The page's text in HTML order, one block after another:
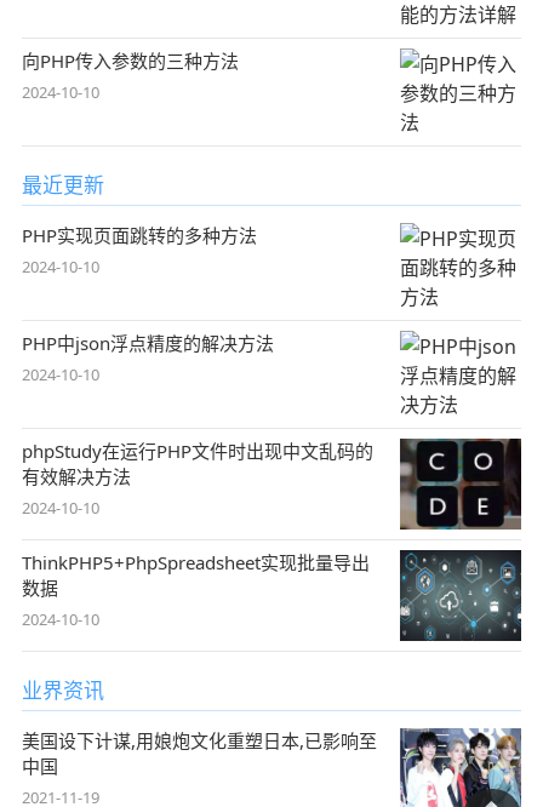
向PHP传入参数的三种方法
2024-10-10
最近更新
PHP实现页面跳转的多种方法
2024-10-10
PHP中json浮点精度的解决方法
2024-10-10
phpStudy在运行PHP文件时出现中文乱码的
有效解决方法
2024-10-10
ThinkPHP5+PhpSpreadsheet实现批量导出
数据
2024-10-10
业界资讯
美国设下计谋,用娘炮文化重塑日本,已影响至
中国
2021-11-19